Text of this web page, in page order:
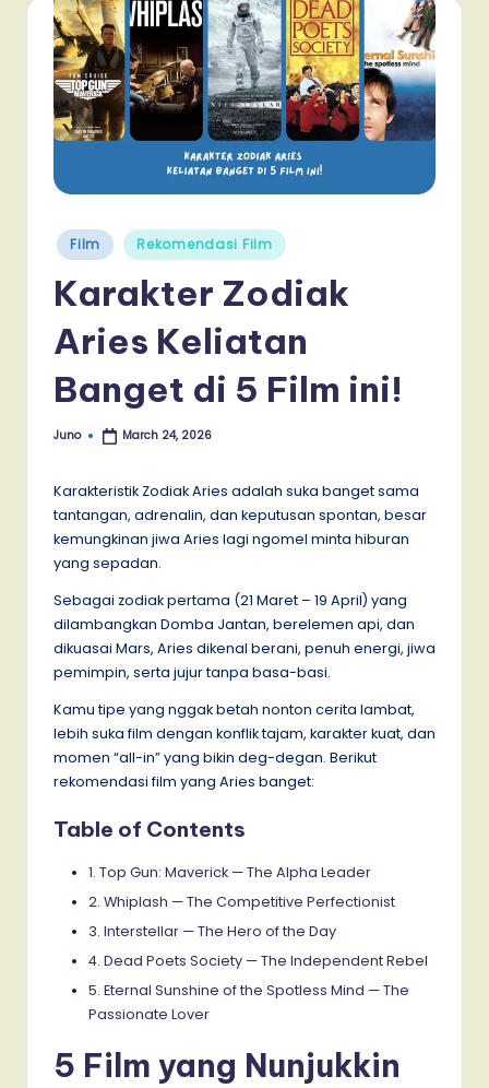
Posted
in
Film Rekomendasi Film
Karakter Zodiak
Aries Keliatan
Banget di 5 Film ini!
Posted
Juno March 24, 2026
Karakteristik Zodiak Aries adalah suka banget sama
tantangan, adrenalin, dan keputusan spontan, besar
kemungkinan jiwa Aries lagi ngomel minta hiburan
yang sepadan.
Sebagai zodiak pertama (21 Maret – 19 April) yang
dilambangkan Domba Jantan, berelemen api, dan
dikuasai Mars, Aries dikenal berani, penuh energi, jiwa
pemimpin, serta jujur tanpa basa-basi.
Kamu tipe yang nggak betah nonton cerita lambat,
lebih suka film dengan konflik tajam, karakter kuat, dan
momen “all-in” yang bikin deg-degan. Berikut
rekomendasi film yang Aries banget:
Table of Contents
1. Top Gun: Maverick — The Alpha Leader
2. Whiplash — The Competitive Perfectionist
3. Interstellar — The Hero of the Day
4. Dead Poets Society — The Independent Rebel
5. Eternal Sunshine of the Spotless Mind — The
Passionate Lover
5 Film yang Nunjukkin